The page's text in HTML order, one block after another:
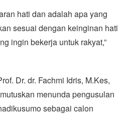
hati dan adalah apa yang
sesuai dengan keinginan hati
ingin bekerja untuk rakyat,”
Dr. dr. Fachmi Idris, M.Kes,
menunda pengusulan
sebagai calon